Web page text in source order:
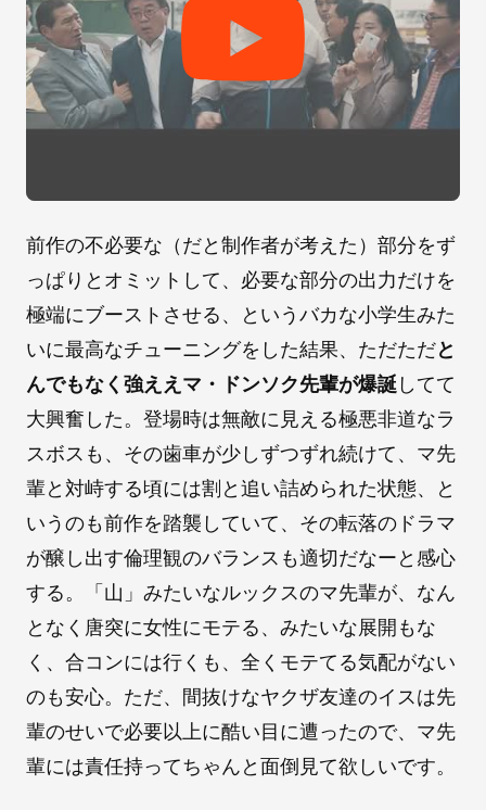
前作の不必要な（だと制作者が考えた）部分をず
っぱりとオミットして、必要な部分の出力だけを
極端にブーストさせる、というバカな小学生みた
いに最高なチューニングをした結果、ただただと
んでもなく強ええマ・ドンソク先輩が爆誕 してて
大興奮した。登場時は無敵に見える極悪非道なラ
スボスも、その歯車が少しずつずれ続けて、マ先
輩と対峙する頃には割と追い詰められた状態、と
いうのも前作を踏襲していて、その転落のドラマ
が醸し出す倫理観のバランスも適切だなーと感心
する。「山」みたいなルックスのマ先輩が、なん
となく唐突に女性にモテる、みたいな展開もな
く、合コンには行くも、全くモテてる気配がない
のも安心。ただ、間抜けなヤクザ友達のイスは先
輩のせいで必要以上に酷い目に遭ったので、マ先
輩には責任持ってちゃんと面倒見て欲しいです。